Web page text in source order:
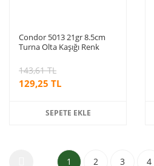
Condor 5013 21gr 8.5cm
Turna Olta Kaşığı Renk
129,25 TL
143,61 TL
SEPETE EKLE
1 2 3 4